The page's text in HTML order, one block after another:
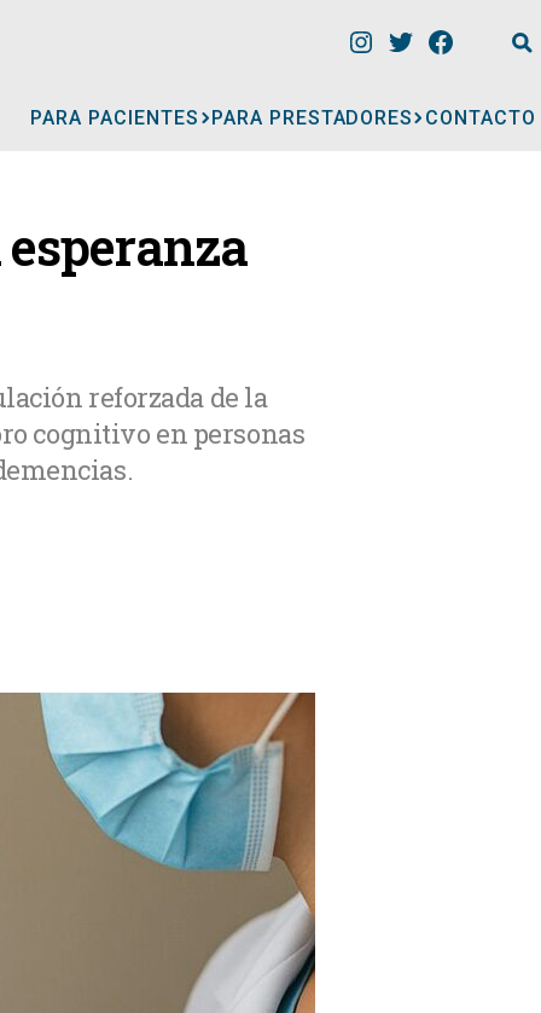
PARA PACIENTES
MÉDICOS
IMAGENES MEDICAS
OBRAS SOCIALES
LABORATORIOS
ORTOPEDIAS
PARA PRESTADORES CONTACTO
reforzada de la
cognitivo en personas